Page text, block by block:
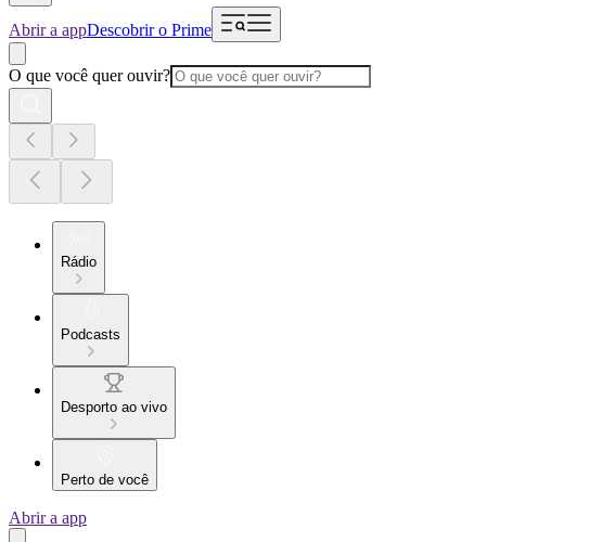
Abrir a appDescobrir o Prime
O que você quer ouvir?
Rádio
Podcasts
Desporto ao vivo
Perto de você
Abrir a app